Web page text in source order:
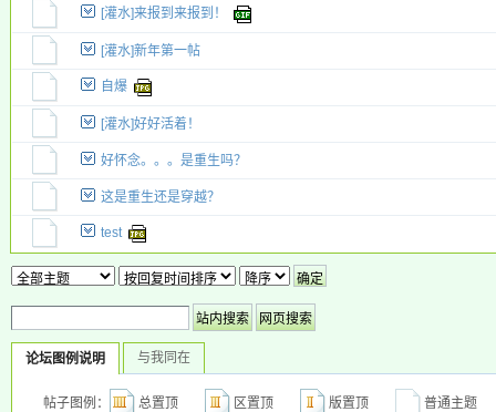
新小字报[灌水]来报到来报到！
[灌水]新年第一帖
自爆
[灌水]好好活着！
好怀念。。。是重生吗？
这是重生还是穿越？
test
论坛图例说明 与我同在
帖子图例： 总置顶 区置顶 版置顶 普通主